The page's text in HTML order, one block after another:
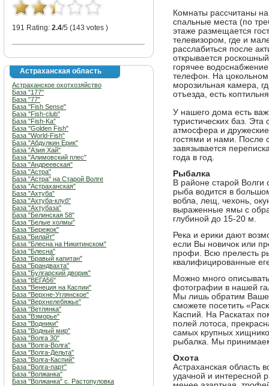
191 Rating: 2.4/5 (143 votes )
Астраханская область
Астраханское охотхозяйство
База "177"
База "77"
База "Fish Sense"
База "Fish-club"
База "Fish-Ka"
База "Golden Fish"
База "World-Fish"
База "Абдулкин Ерик"
База "Азия Хай"
База "Алимовский плес"
База "Андреевская"
База "Астра"
База "Астра" на Старой Волге
База "Астраханская"
База "Ахтуба"
База "Ахтуба-клуб"
База "Ахтубаза"
База "Белинская 58"
База "Белые холмы"
База "Бережок"
База "Билайт"
База "Блесна на Никитинском"
База "Блесна"
База "Бравый капитан"
База "Брандвахта"
База "Булгарский дворик"
База "ВЕГА56"
База "Венеция на Каспии"
База "Верхне-Углянское"
База "Верхнелебяжье"
База "Ветлянка"
База "Взморье"
База "Водники"
База "Водный мир"
База "Волга 30"
База "Волга-Волга"
База "Волга-Дельта"
База "Волга-Каспий"
База "Волга-парт"
База "Волжанка"
База "Волжанка" с. Растопуловка
Комнаты рассчитаны
спальные места (по
этаже размещается
телевизором, где и
расслабиться после
открывается
горячее
телефон. На
морозильная камера,
отъезда, есть
У нашего дома есть
туристических баз.
атмосфера и
гостями и нами. После
завязывается
года в год.
Рыбалка
В районе старой Волги
рыба водится в
вобла, лещ, чехонь,
выраженные ямы с
глубиной до 15-20 м.
Река и ерики дают
если Вы новичок или
профи. Всю прелесть
квалифицированные
Можно много
фотографии в нашей
Мы лишь обратим
сможете посетить
Каспий. На Раскатах
полей лотоса,
самых крупных
рыбалка. Мы
Охота
Астраханская область
удачной и интересной